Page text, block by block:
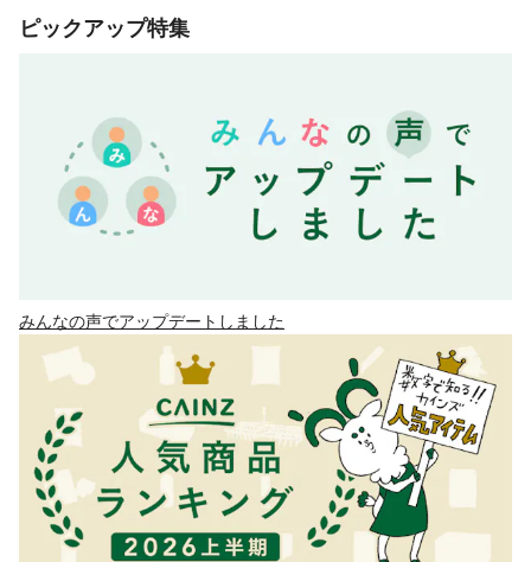
ピックアップ特集
みんなの声でアップデートしました